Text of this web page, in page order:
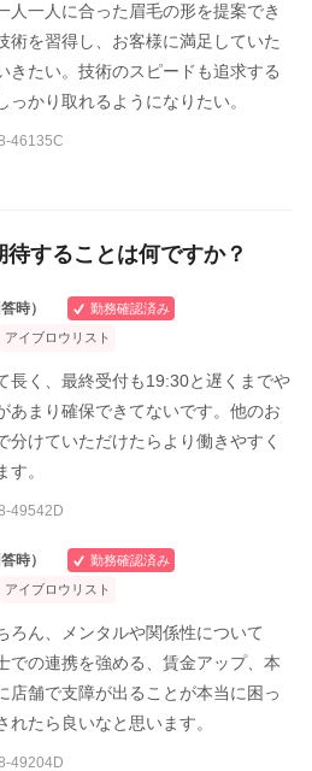
人一人に合った眉毛の形を提案でき
術を習得し、お客様に満足していた
きたい。技術のスピードも追求する
かり取れるようになりたい。
46135C
することは何ですか？
時）
勤務確認済み
アイブロウリスト
長く、最終受付も19:30と遅くまでや
あまり確保できてないです。他のお
分けていただけたらより働きやすく
。
49542D
時）
勤務確認済み
アイブロウリスト
ろん、メンタルや関係性について
での連携を強める、賃金アップ、本
店舗で支障が出ることが本当に困っ
たら良いなと思います。
49204D